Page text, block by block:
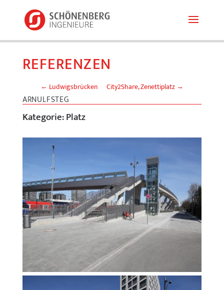
REFERENZEN
← Ludwigsbrücken City2Share, Zenettiplatz →
ARNULFSTEG
Kategorie:Platz